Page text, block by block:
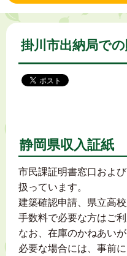
掛川市出納局で
静岡県収入証紙
市民課証明書窓口およ
扱っています。
建築確認申請、県立高
手数料で必要な方はご利
なお、在庫のかねあい
必要な場合には、事前